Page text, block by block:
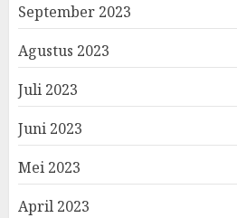
September 2023
Agustus 2023
Juli 2023
Juni 2023
Mei 2023
April 2023